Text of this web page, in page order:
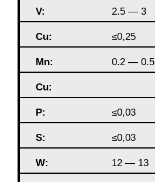
V: 2.5 — 3
Cu: ≤0,25
Mn: 0.2 — 0.5
Cu:
P: ≤0,03
S: ≤0,03
W: 12 — 13